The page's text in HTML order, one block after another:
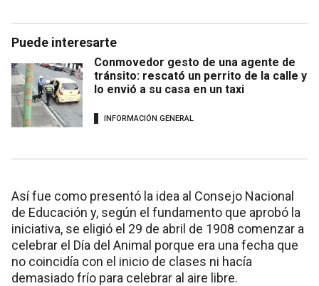
Puede interesarte
Conmovedor gesto de una agente de
tránsito: rescató un perrito de la calle y
lo envió a su casa en un taxi
INFORMACIÓN GENERAL
Así fue como presentó la idea al Consejo Nacional
de Educación y, según el fundamento que aprobó la
iniciativa, se eligió el 29 de abril de 1908 comenzar a
celebrar el Día del Animal porque era una fecha que
no coincidía con el inicio de clases ni hacía
demasiado frío para celebrar al aire libre.